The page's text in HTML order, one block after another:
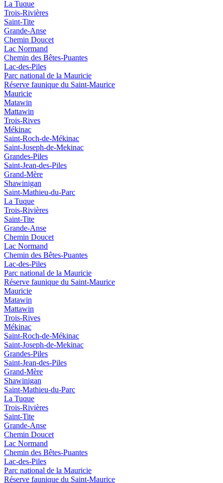
La Tuque
Trois-Rivières
Saint-Tite
Grande-Anse
Chemin Doucet
Lac Normand
Chemin des Bêtes-Puantes
Lac-des-Piles
Parc national de la Mauricie
Réserve faunique du Saint‑Maurice
Mauricie
Matawin
Mattawin
Trois-Rives
Mékinac
Saint-Roch-de-Mékinac
Saint-Joseph-de-Mekinac
Grandes-Piles
Saint-Jean-des-Piles
Grand-Mère
Shawinigan
Saint-Mathieu-du-Parc
La Tuque
Trois-Rivières
Saint-Tite
Grande-Anse
Chemin Doucet
Lac Normand
Chemin des Bêtes-Puantes
Lac-des-Piles
Parc national de la Mauricie
Réserve faunique du Saint‑Maurice
Mauricie
Matawin
Mattawin
Trois-Rives
Mékinac
Saint-Roch-de-Mékinac
Saint-Joseph-de-Mekinac
Grandes-Piles
Saint-Jean-des-Piles
Grand-Mère
Shawinigan
Saint-Mathieu-du-Parc
La Tuque
Trois-Rivières
Saint-Tite
Grande-Anse
Chemin Doucet
Lac Normand
Chemin des Bêtes-Puantes
Lac-des-Piles
Parc national de la Mauricie
Réserve faunique du Saint‑Maurice